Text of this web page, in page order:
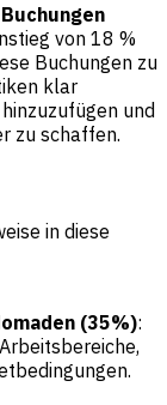
von 18 %
Buchungen zu
klar
und
zu schaffen.
in diese
(35%):